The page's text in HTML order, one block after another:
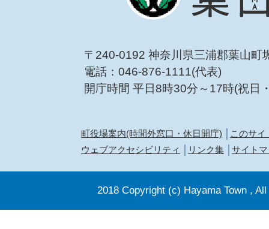
〒240-0192 神奈川県三浦郡葉山町
電話：046-876-1111(代表)
開庁時間 平日8時30分～17時(祝日
町役場案内(時間外窓口・休日開庁)
このサイ
ウェブアクセシビリティ
リンク集 サイト
2018 Copyright (c) Hayama Town ,